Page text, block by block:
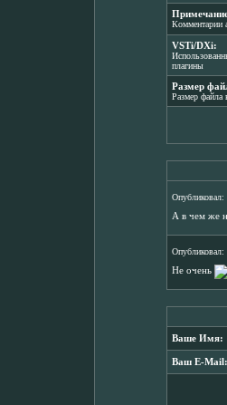
Комментарии
VSTi/DXi:
плагины
Размер
Размер файла
Опубликовал:
А в чем же
Опубликовал:
Не очень
Ваше Имя:
Ваш E-Mail: